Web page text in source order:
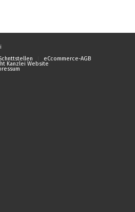
eCcommerce-AGB
Kanzlei Website